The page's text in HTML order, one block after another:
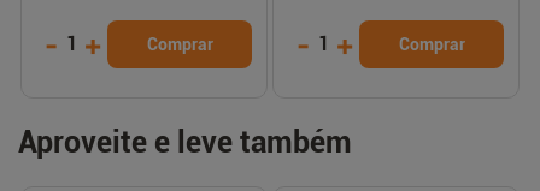
- 1 + Comprar - 1 + Comprar
Aproveite e leve também